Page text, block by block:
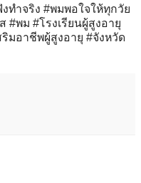
ทำจริง #พมพอใจให้ทุกวัย
#พม #โรงเรียนผู้สูงอายุ
อาชีพผู้สูงอายุ #จังหวัด